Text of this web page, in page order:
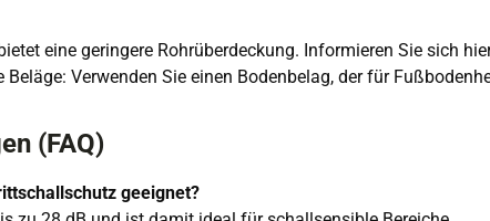
eine geringere Rohrüberdeckung. Informieren Sie sich
Verwenden Sie einen Bodenbelag, der für
(FAQ)
geeignet?